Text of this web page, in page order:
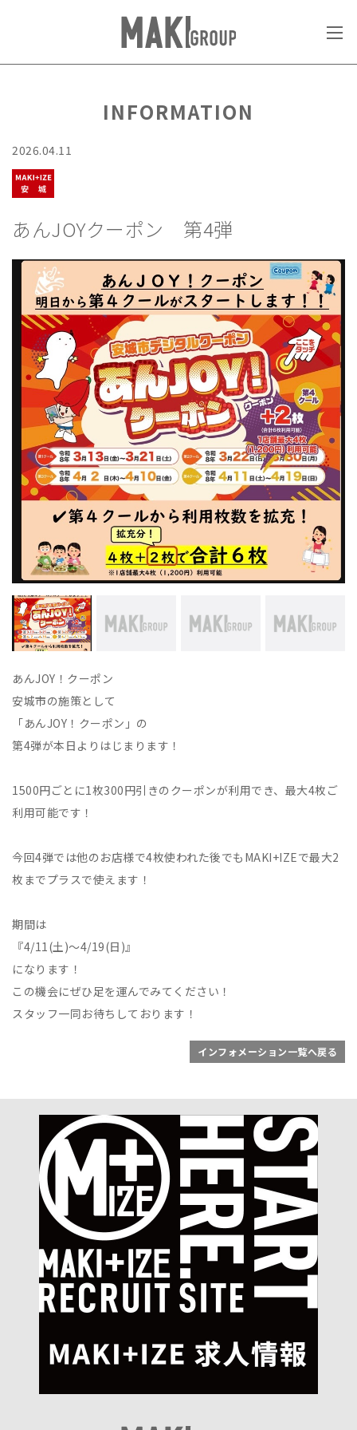
INFORMATION
2026.04.11
あんJOYクーポン 第4弾
あんJOY！クーポン
安城市の施策として
「あんJOY！クーポン」の
第4弾が本日よりはじまります！
1500円ごとに1枚300円引きのクーポンが利用でき、最大4枚ご
利用可能です！
今回4弾では他のお店様で4枚使われた後でもMAKI+IZEで最大2
枚までプラスで使えます！
期間は
『4/11(土)〜4/19(日)』
になります！
この機会にぜひ足を運んでみてください！
スタッフ一同お待ちしております！
インフォメーション一覧へ戻る